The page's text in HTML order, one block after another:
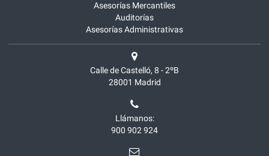
Asesorías Mercantiles
Auditorías
Asesorías Administrativas
Calle de Castelló, 8 - 2ºB
28001 Madrid
Llámanos:
900 902 924